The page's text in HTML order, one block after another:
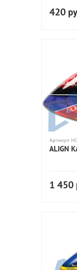
420
Артикул:
ALIGN
1 450